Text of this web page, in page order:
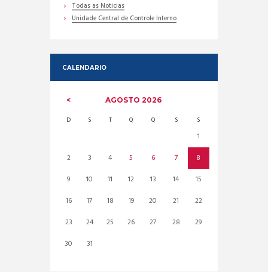
Todas as Noticias
Unidade Central de Controle Interno
CALENDARIO
AGOSTO2026
D S T Q Q S S
1
2
3 4 5 6 7
8
9
10 11 12 13 14
15
16
17 18 19 20 21
22
23
24 25 26 27 28
29
30
31